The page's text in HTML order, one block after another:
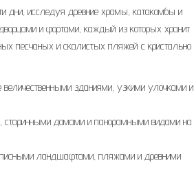
дни, исследуя древние храмы, катакомбы и
и фортами, каждый из которых хранит
песчаных и скалистых пляжей с кристально
зданиями, узкими улочками и
старинными домами и панорамными видами на
ландшафтами, пляжами и древними